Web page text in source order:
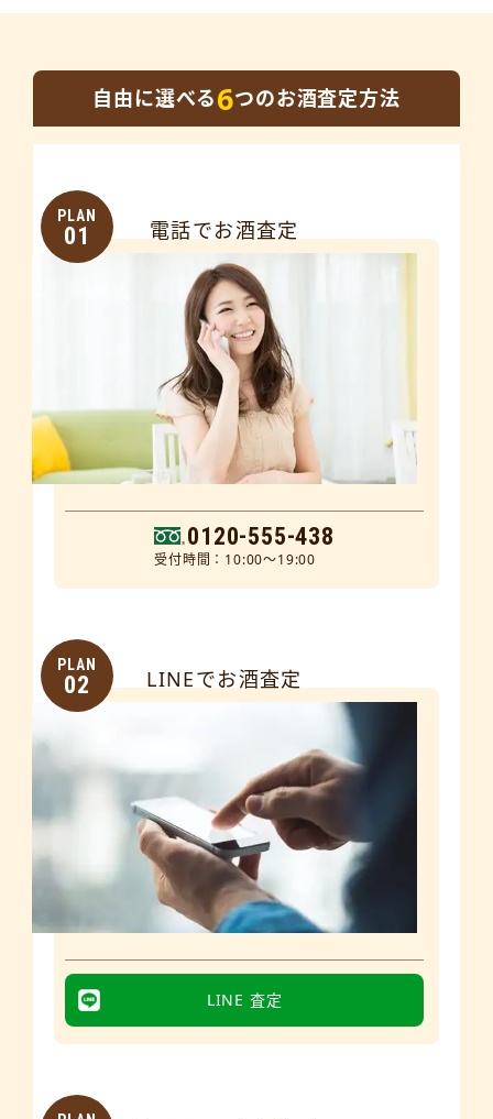
自由に選べる6つのお酒査定方法
PLAN
01 電話でお酒査定
0120-555-438
受付時間：10:00～19:00
PLAN
02 LINEでお酒査定
LINE 査定